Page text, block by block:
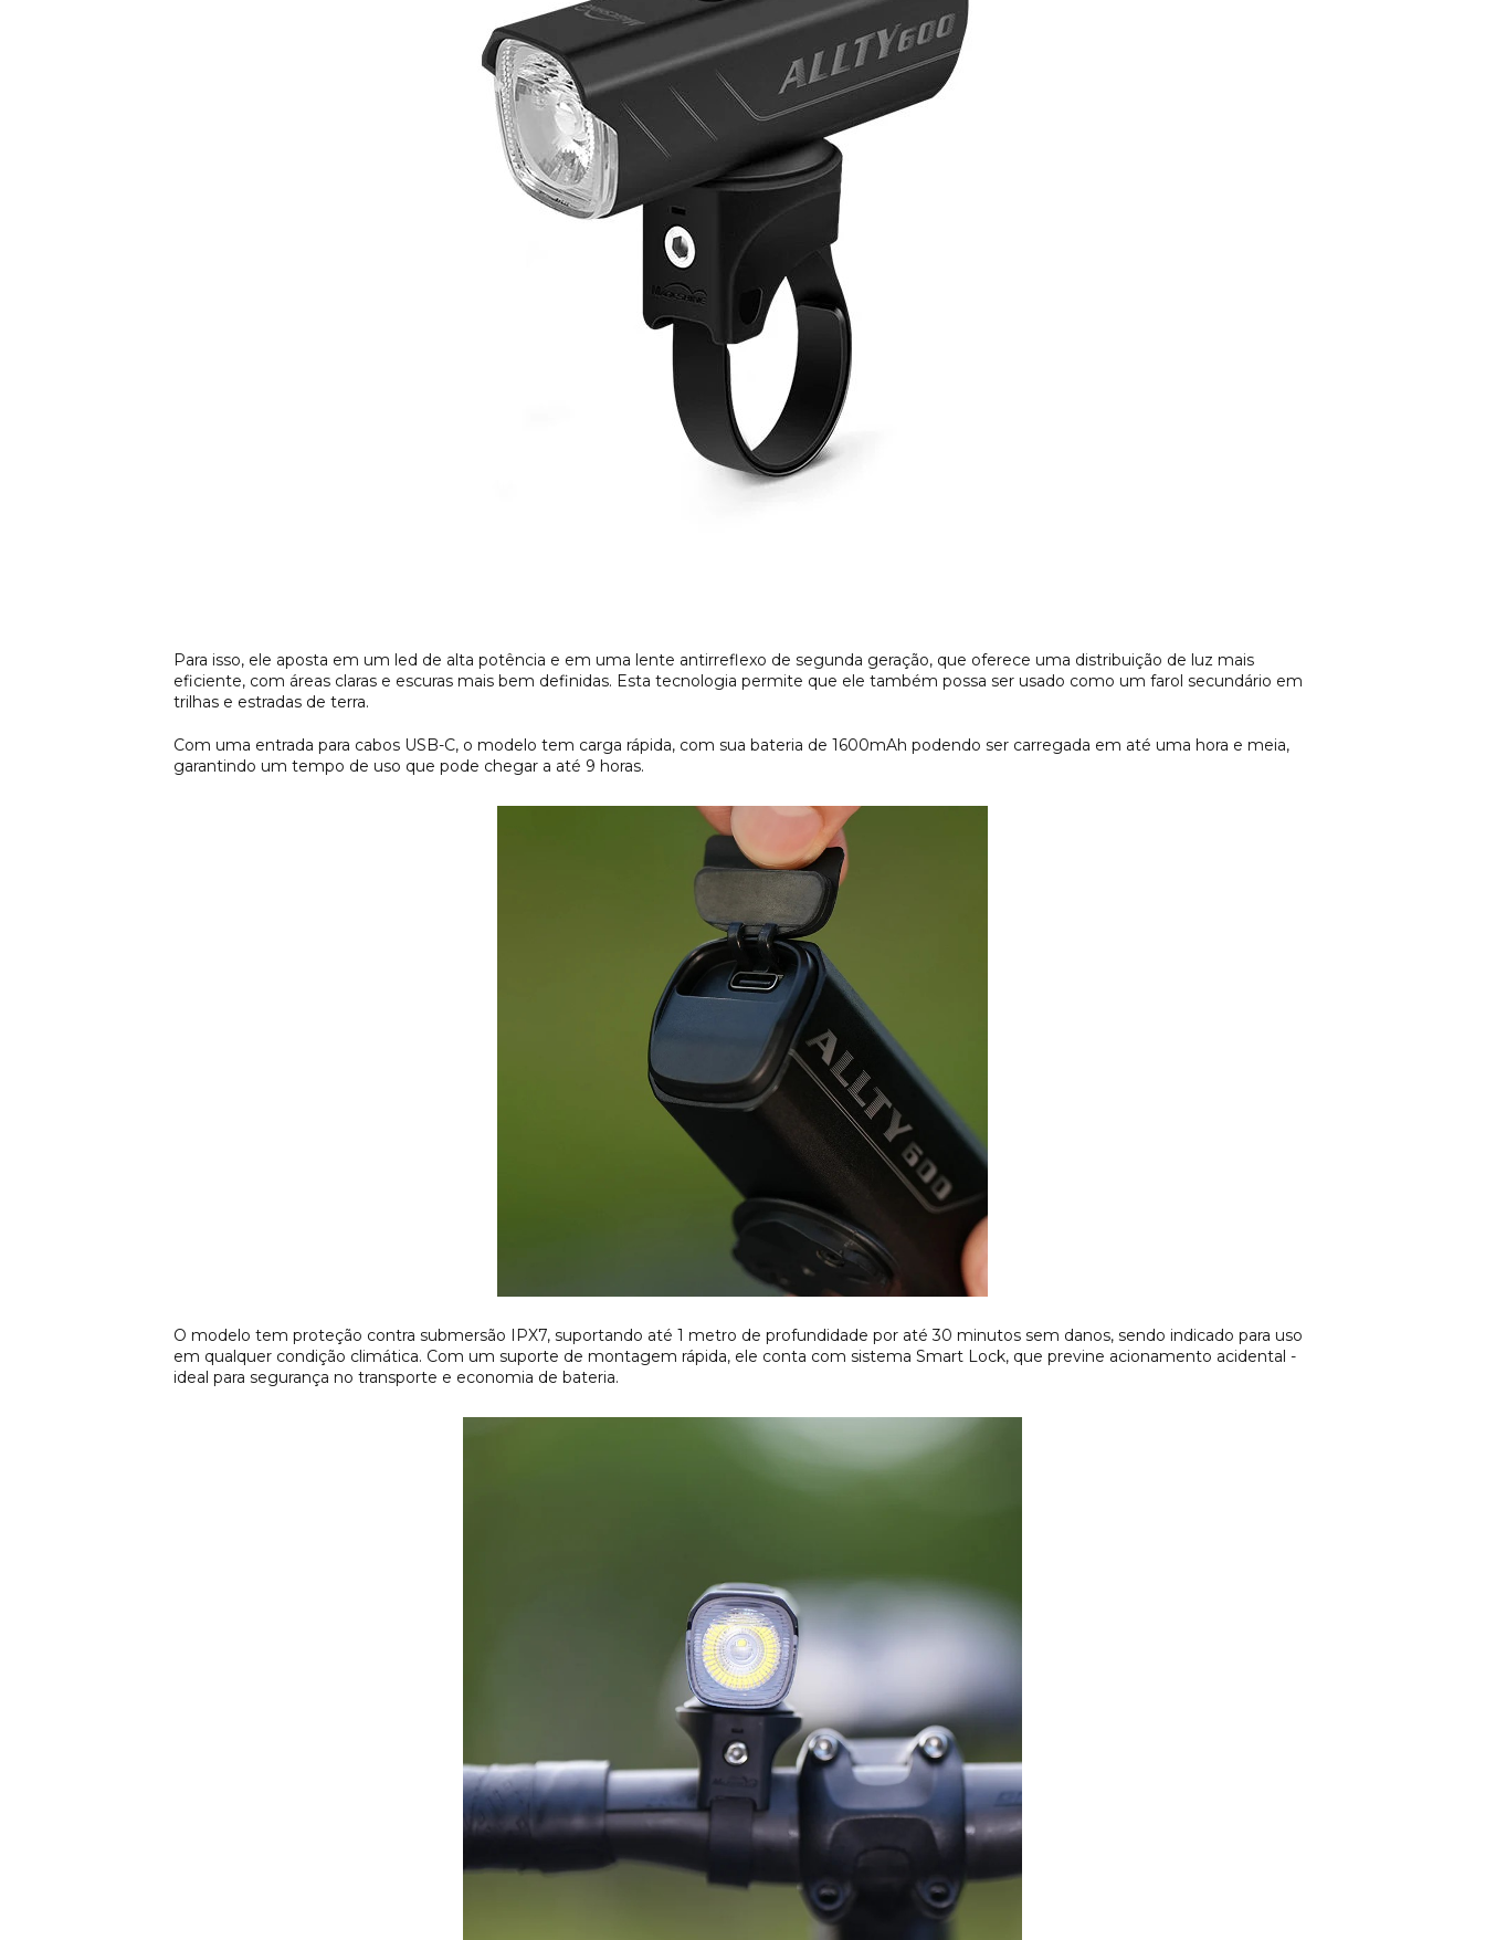
Para isso, ele aposta em um led de alta potência e em uma lente antirreflexo de segunda geração, que oferece uma distribuição de luz mais
eficiente, com áreas claras e escuras mais bem definidas. Esta tecnologia permite que ele também possa ser usado como um farol secundário em
trilhas e estradas de terra.
Com uma entrada para cabos USB-C, o modelo tem carga rápida, com sua bateria de 1600mAh podendo ser carregada em até uma hora e meia,
garantindo um tempo de uso que pode chegar a até 9 horas.
O modelo tem proteção contra submersão IPX7, suportando até 1 metro de profundidade por até 30 minutos sem danos, sendo indicado para uso
em qualquer condição climática. Com um suporte de montagem rápida, ele conta com sistema Smart Lock, que previne acionamento acidental -
ideal para segurança no transporte e economia de bateria.